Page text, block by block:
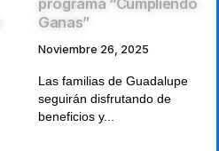
programa “Cumpliendo
Ganas”
Noviembre 26, 2025
Las familias de Guadalupe
seguirán disfrutando de
beneficios y...